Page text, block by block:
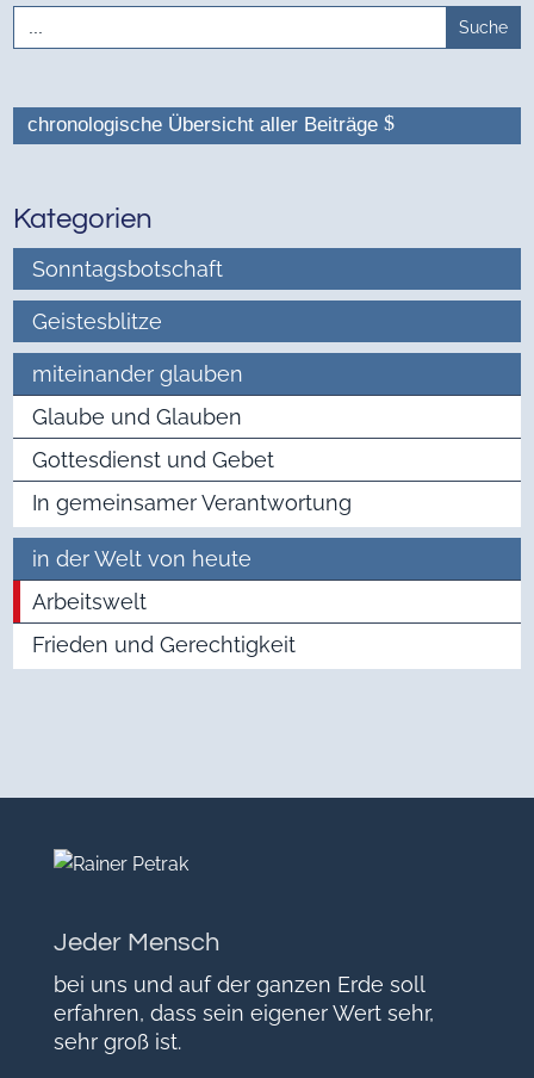
Search
for:
chronologische Übersicht aller Beiträge
Kategorien
Sonntagsbotschaft
Geistesblitze
miteinander glauben
Glaube und Glauben
Gottesdienst und Gebet
In gemeinsamer Verantwortung
in der Welt von heute
Arbeitswelt
Frieden und Gerechtigkeit
Jeder Mensch
bei uns und auf der ganzen Erde soll
erfahren, dass sein eigener Wert sehr,
sehr groß ist.